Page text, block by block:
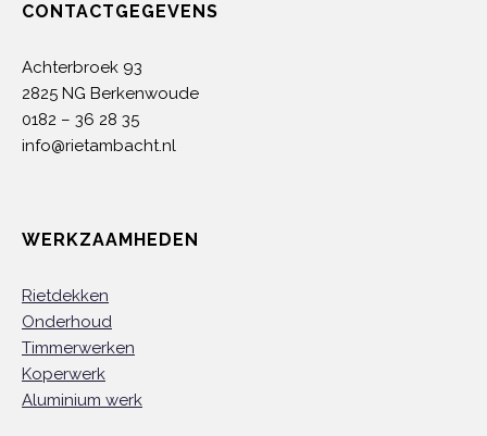
CONTACTGEGEVENS
Achterbroek 93
2825 NG Berkenwoude
0182 – 36 28 35
info@rietambacht.nl
WERKZAAMHEDEN
Rietdekken
Onderhoud
Timmerwerken
Koperwerk
Aluminium werk